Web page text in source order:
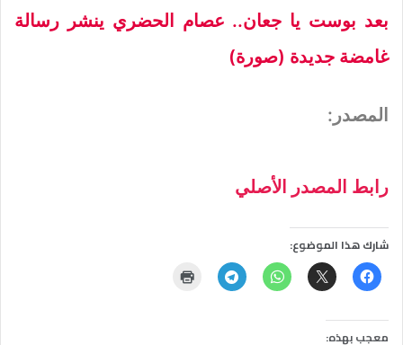
بعد بوست يا جعان.. عصام الحضري ينشر رسالة
غامضة جديدة (صورة)
المصدر:
رابط المصدر الأصلي
شارك هذا الموضوع:
معجب بهذه: